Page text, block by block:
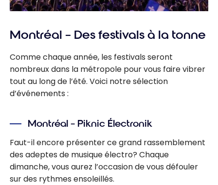
Montréal – Des festivals à la tonne
Comme chaque année, les festivals seront
nombreux dans la métropole pour vous faire vibrer
tout au long de l’été. Voici notre sélection
d’événements :
Montréal – Piknic Électronik
Faut-il encore présenter ce grand rassemblement
des adeptes de musique électro? Chaque
dimanche, vous aurez l’occasion de vous défouler
sur des rythmes ensoleillés.